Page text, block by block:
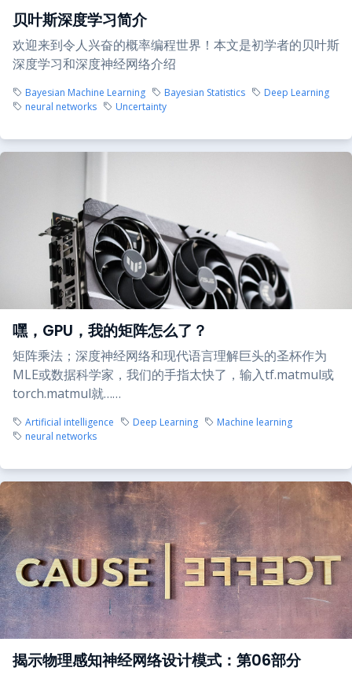
贝叶斯深度学习简介
欢迎来到令人兴奋的概率编程世界！本文是初学者的贝叶斯
深度学习和深度神经网络介绍
Bayesian Machine Learning Bayesian Statistics
Deep Learning
neural networks
Uncertainty
嘿，GPU，我的矩阵怎么了？
矩阵乘法；深度神经网络和现代语言理解巨头的圣杯作为
MLE或数据科学家，我们的手指太快了，输入tf.matmul或
torch.matmul就……
Artificial intelligence Deep Learning
Machine learning
neural networks
揭示物理感知神经网络设计模式：第06部分